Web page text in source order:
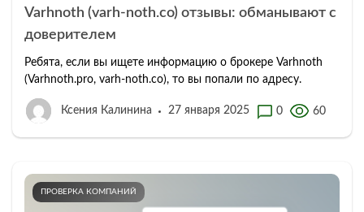
Varhnoth (varh-noth.co) отзывы: обманывают с
доверителем
Ребята, если вы ищете информацию о брокере Varhnoth
(Varhnoth.pro, varh-noth.co), то вы попали по адресу.
Ксения Калинина 27 января 2025 0 60
ПРОВЕРКА КОМПАНИЙ